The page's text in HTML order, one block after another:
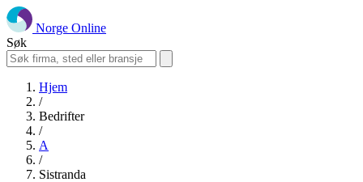
Norge Online
Søk
Hjem
/
Bedrifter
/
A
/
Sistranda